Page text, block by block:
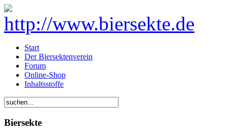
Start
Der Biersektenverein
Forum
Online-Shop
Inhaltsstoffe
Biersekte